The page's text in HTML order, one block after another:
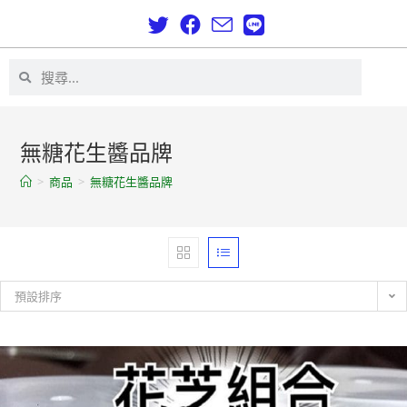
無糖花生醬品牌
> 商品 > 無糖花生醬品牌
預設排序